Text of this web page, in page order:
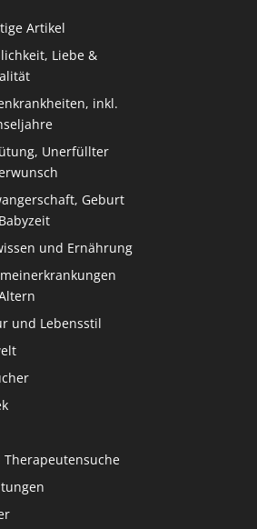
Artikel
Liebe &
inkl.
Unerfüllter
Geburt
und Ernährung
und Lebensstil